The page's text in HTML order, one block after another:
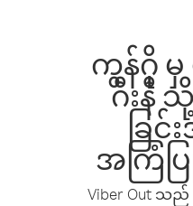
ကွန်ဂို မှ
ဂီးနီ
ခြ
အကြံပြု
Viber Out